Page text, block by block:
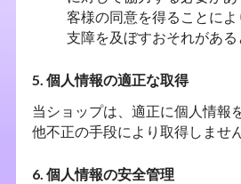
客様の同意を得ることに
支障を及ぼすおそれがある
5. 個人情報の適正な取得
当ショップは、適正に個人情報
他不正の手段により取得しません
6. 個人情報の安全管理